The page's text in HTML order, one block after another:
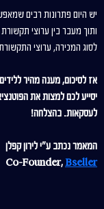
יש היום פתרונות רבים
ותוך מעבר בין ערוצי
לסוג המכירה, ערוצי
אז לסיכום, מענה מהיר
יסייע לכם למצות את
לעסקאות. בהצלחה!
המאמר נכתב ע"י לירון קפלן
Co-Founder,Bseller